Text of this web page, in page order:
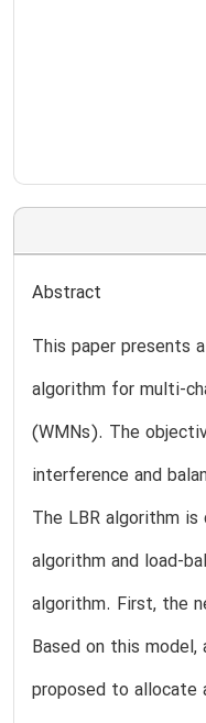
Abstract
This paper presents
algorithm for multi-
(WMNs). The
interference and
The LBR algorithm
algorithm and load-
algorithm. First, the
Based on this
proposed to allocate